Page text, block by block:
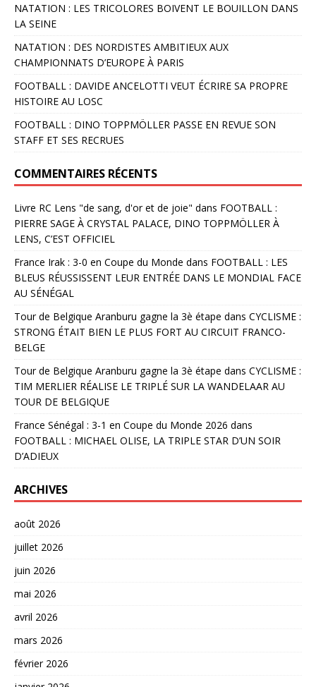
NATATION : LES TRICOLORES BOIVENT LE BOUILLON DANS
LA SEINE
NATATION : DES NORDISTES AMBITIEUX AUX
CHAMPIONNATS D’EUROPE À PARIS
FOOTBALL : DAVIDE ANCELOTTI VEUT ÉCRIRE SA PROPRE
HISTOIRE AU LOSC
FOOTBALL : DINO TOPPMÖLLER PASSE EN REVUE SON
STAFF ET SES RECRUES
COMMENTAIRES RÉCENTS
Livre RC Lens "de sang, d'or et de joie" dans FOOTBALL :
PIERRE SAGE À CRYSTAL PALACE, DINO TOPPMÖLLER À
LENS, C’EST OFFICIEL
France Irak : 3-0 en Coupe du Monde dans FOOTBALL : LES
BLEUS RÉUSSISSENT LEUR ENTRÉE DANS LE MONDIAL FACE
AU SÉNÉGAL
Tour de Belgique Aranburu gagne la 3è étape dans CYCLISME :
STRONG ÉTAIT BIEN LE PLUS FORT AU CIRCUIT FRANCO-
BELGE
Tour de Belgique Aranburu gagne la 3è étape dans CYCLISME :
TIM MERLIER RÉALISE LE TRIPLÉ SUR LA WANDELAAR AU
TOUR DE BELGIQUE
France Sénégal : 3-1 en Coupe du Monde 2026 dans
FOOTBALL : MICHAEL OLISE, LA TRIPLE STAR D’UN SOIR
D’ADIEUX
ARCHIVES
août 2026
juillet 2026
juin 2026
mai 2026
avril 2026
mars 2026
février 2026